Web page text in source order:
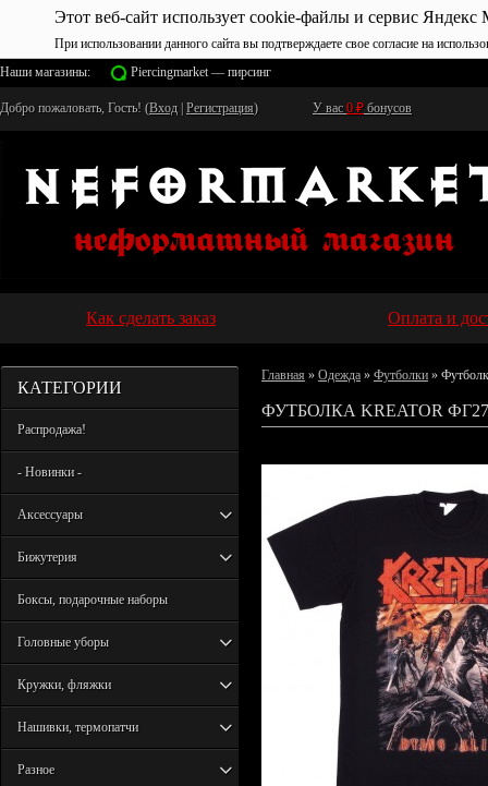
Этот веб-сайт использует cookie-файлы и сервис Яндекс
При использовании данного сайта вы подтверждаете свое согласие на
Наши магазины:
Piercingmarket — пирсинг
Добро пожаловать, Гость! (Вход Регистрация) У вас 0 ₽ бонусов
Как сделать заказ Оплата и
КАТЕГОРИИ
Распродажа!
- Новинки -
Аксессуары
Бижутерия
Боксы, подарочные наборы
Головные уборы
Кружки, фляжки
Нашивки, термопатчи
Разное
Главная » Одежда » Футболки »
ФУТБОЛКА KREATOR